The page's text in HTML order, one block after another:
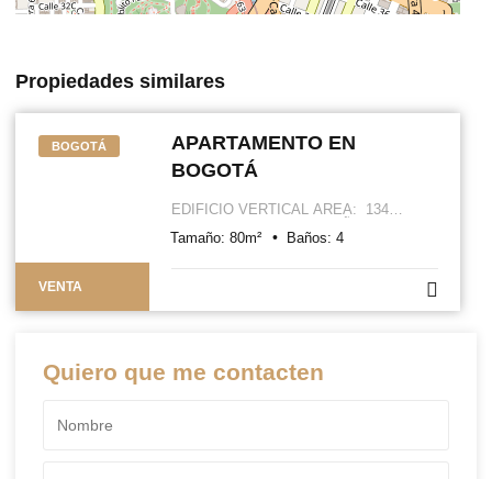
Propiedades similares
BOGOTÁ
VENTA
APARTAMENTO EN
BOGOTÁ
EDIFICIO VERTICAL AREA: 134
COCINA INTEGRAL ABIERTA BALCÓN
CUENTA CON SALÓN SOCIAL,
Tamaño: 80m² Baños: 4
Quiero que me contacten